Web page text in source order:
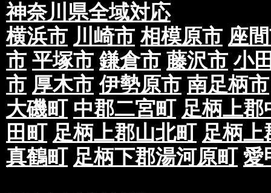
神奈川県全域対応
横浜市 川崎市 相模原市 座
市 平塚市 鎌倉市 藤沢市 小
市 厚木市 伊勢原市 南足柄市
大磯町 中郡二宮町 足柄上郡
田町 足柄上郡山北町 足柄上
真鶴町 足柄下郡湯河原町 愛